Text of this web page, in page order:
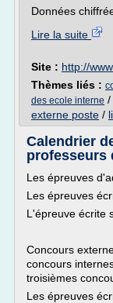
Données
Lire la suite
Site : http://
Thèmes liés :
des ecole interne /
externe poste /
Calendrier
professeurs
Les épreuves
Les épreuves
L'épreuve écrite
Concours
concours
troisièmes
Les épreuves